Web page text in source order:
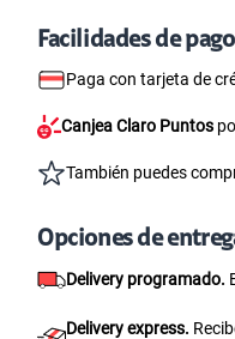
Facilidades de pago
Paga con tarjeta de
Canjea Claro Puntos
También puedes
Opciones de
Delivery programado.
Delivery express.